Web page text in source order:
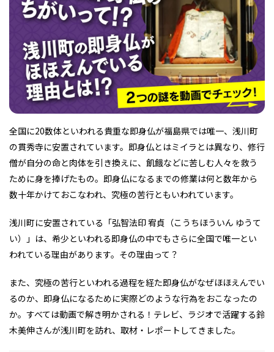
和食 わんぱく 福島ローカルグル
メ
パン アジア・エスニッ
ク
テイクアウト
ランチ その他
温泉 体験 名所
レジャー・スポー
ツ施設
非日常 イベントレポート
その他
フィットネス・や
せたい
鍼灸・整体・リラ
クゼーション
まつ毛サロン
脱毛 温活・サウナ 歯列矯正・審美歯
科
その他
インテリア 食品・酒 生活を彩るモノ
その他
趣味・スキルアッ
プ
保育園・こども園 子どもの習い事・
塾
幼稚園 教育 ライフイベント
その他
全国に20数体といわれる貴重な即身仏が福島県では唯一、浅川町
の貫秀寺に安置されています。即身仏とはミイラとは異なり、修行
僧が自分の命と肉体を引き換えに、飢餓などに苦しむ人々を救う
ために身を捧げたもの。即身仏になるまでの修業は何と数年から
数十年かけておこなわれ、究極の苦行ともいわれています。
浅川町に安置されている「弘智法印 宥貞（こうちほういん ゆうて
い）」は、希少といわれる即身仏の中でもさらに全国で唯一とい
われている理由があります。その理由って？
また、究極の苦行といわれる過程を経た即身仏がなぜほほえんでい
るのか、即身仏になるために実際どのような行為をおこなったの
か。すべては動画で解き明かされる！テレビ、ラジオで活躍する鈴
木美伸さんが浅川町を訪れ、取材・レポートしてきました。